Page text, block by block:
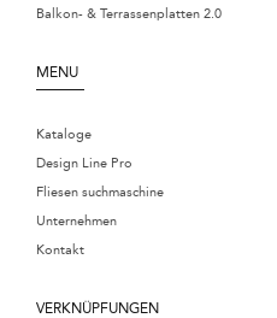
Balkon- & Terrassenplatten 2.0
MENU
Kataloge
Design Line Pro
Fliesen suchmaschine
Unternehmen
Kontakt
VERKNÜPFUNGEN